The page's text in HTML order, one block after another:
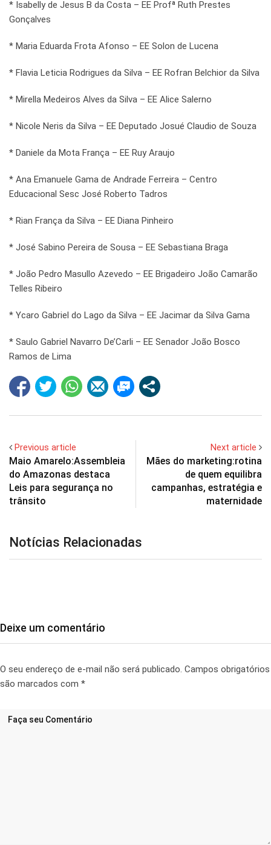
* Isabelly de Jesus B da Costa – EE Profª Ruth Prestes
Gonçalves
* Maria Eduarda Frota Afonso – EE Solon de Lucena
* Flavia Leticia Rodrigues da Silva – EE Rofran Belchior da Silva
* Mirella Medeiros Alves da Silva – EE Alice Salerno
* Nicole Neris da Silva – EE Deputado Josué Claudio de Souza
* Daniele da Mota França – EE Ruy Araujo
* Ana Emanuele Gama de Andrade Ferreira – Centro
Educacional Sesc José Roberto Tadros
* Rian França da Silva – EE Diana Pinheiro
* José Sabino Pereira de Sousa – EE Sebastiana Braga
* João Pedro Masullo Azevedo – EE Brigadeiro João Camarão
Telles Ribeiro
* Ycaro Gabriel do Lago da Silva – EE Jacimar da Silva Gama
* Saulo Gabriel Navarro De’Carli – EE Senador João Bosco
Ramos de Lima
Previous article
Maio Amarelo:Assembleia
do Amazonas destaca
Leis para segurança no
trânsito
Next article
Mães do marketing:rotina
de quem equilibra
campanhas, estratégia e
maternidade
Notícias Relacionadas
Deixe um comentário
O seu endereço de e-mail não será publicado. Campos obrigatórios
são marcados com *